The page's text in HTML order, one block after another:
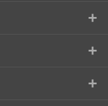
+
+
+